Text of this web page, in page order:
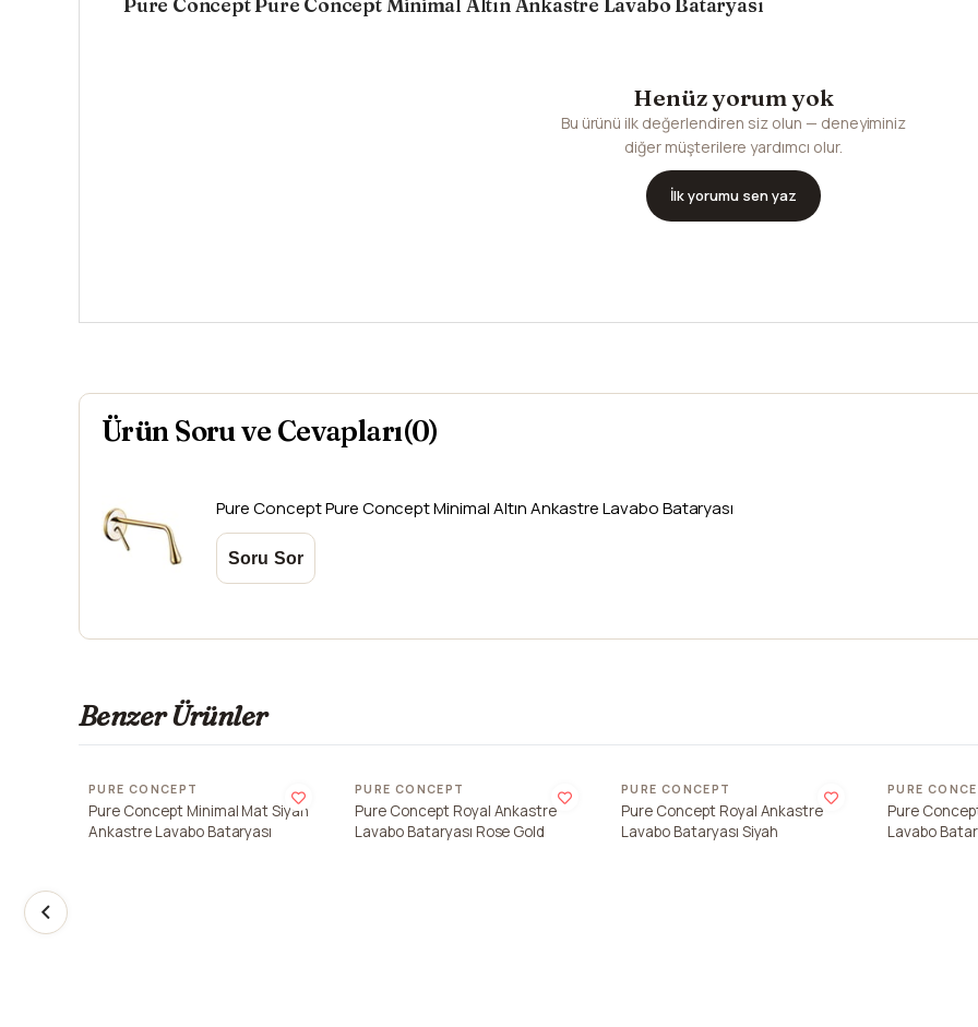
Pure Concept Pure Concept Minimal Altın Ankastre Lavabo Bataryası
Henüz yorum yok
Bu ürünü ilk değerlendiren siz olun — deneyiminiz
diğer müşterilere yardımcı olur.
İlk yorumu sen yaz
Ürün Soru ve Cevapları(0)
Pure ConceptPure Concept Minimal Altın Ankastre Lavabo Bataryası
Benzer Ürünler
PURE CONCEPT
Pure Concept Minimal Mat Siyah
Ankastre Lavabo Bataryası
PURE CONCEPT
Pure Concept Royal Ankastre
Lavabo Bataryası Rose Gold
PURE CONCEPT
Pure Concept Royal Ankastre
Lavabo Bataryası Siyah
Son 1 adet
PURE
Pure
Lavabo